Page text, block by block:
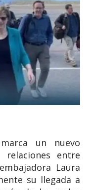
un nuevo
entre
Laura
su llegada a